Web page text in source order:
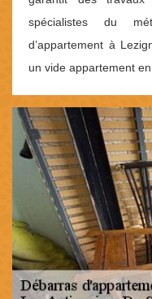
spécialistes du
d’appartement à
un vide appartement